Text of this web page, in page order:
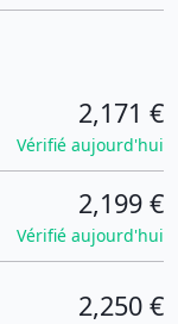
2,171 €
Vérifié aujourd'hui
2,199 €
Vérifié aujourd'hui
2,250 €